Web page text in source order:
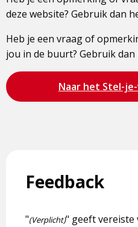
deze website? Gebruik dan
Heb je een vraag of
jou in de buurt? Gebruik
Bezoek
de
Naar het Stel-
Feedback
"(Verplicht)" geeft vereiste